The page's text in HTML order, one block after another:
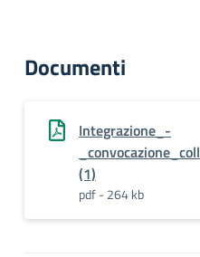
Documenti
Integrazione_-
(1)
pdf - 264 kb